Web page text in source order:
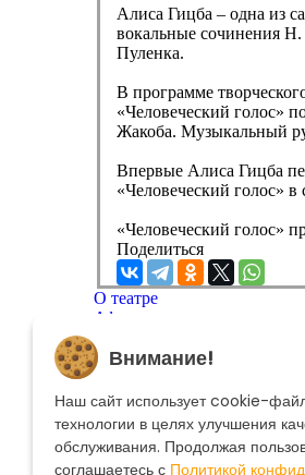
Алиса Гицба – одна из
вокальные сочинения
Пуленка.
В программе
«Человеческий голос»
Жакоба. Музыкальный
Впервые Алиса Гицба
«Человеческий голос»
«Человеческий голос»
Поделиться
О театре
Афиша
Артисты
Меценатам
Контакты
Касса театра
8 495 250-22-22
Форма поиска
Поиск
Внимание!
Наш сайт использует cookie-
технологии в целях улучшения
обслуживания. Продолжая
соглашаетесь с Политикой